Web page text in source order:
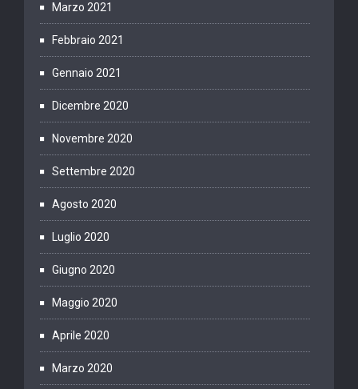
Marzo 2021
Febbraio 2021
Gennaio 2021
Dicembre 2020
Novembre 2020
Settembre 2020
Agosto 2020
Luglio 2020
Giugno 2020
Maggio 2020
Aprile 2020
Marzo 2020